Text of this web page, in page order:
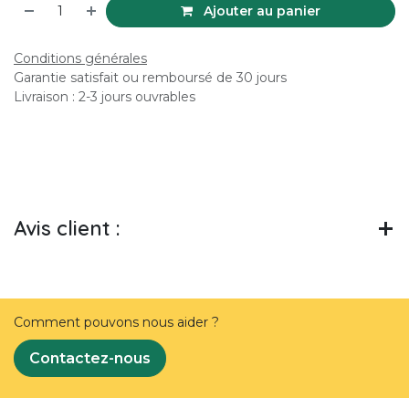
Ajouter au panier
Conditions générales
Garantie satisfait ou remboursé de 30 jours
Livraison : 2-3 jours ouvrables
Avis client :
Comment pouvons nous aider ?
Contactez-nous